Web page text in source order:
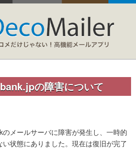
の障害について
メールサーバに障害が発生し、一時的
状態にありました。現在は復旧が完了